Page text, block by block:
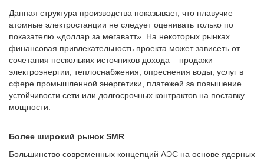
Данная структура производства показывает, что плавучие
атомные электростанции не следует оценивать только по
показателю «доллар за мегаватт». На некоторых рынках
финансовая привлекательность проекта может зависеть от
сочетания нескольких источников дохода – продажи
электроэнергии, теплоснабжения, опреснения воды, услуг в
сфере промышленной энергетики, платежей за повышение
устойчивости сети или долгосрочных контрактов на поставку
мощности.
Более широкий рынок SMR
Большинство современных концепций АЭС на основе ядерных